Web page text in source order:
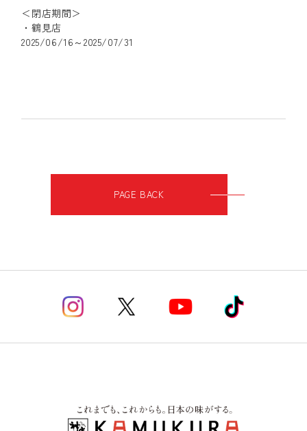
＜閉店期間＞
・鶴見店
2025/06/16～2025/07/31
PAGE BACK